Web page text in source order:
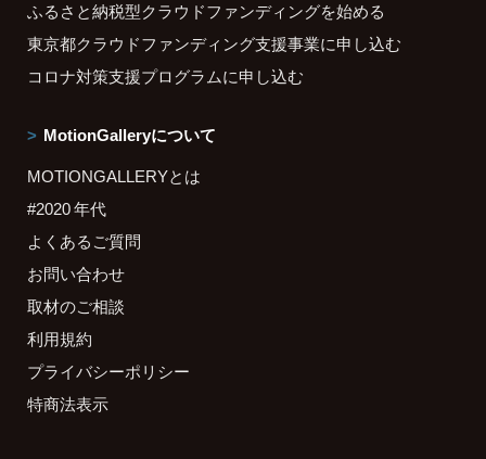
ふるさと納税型クラウドファンディングを始める
東京都クラウドファンディング支援事業に申し込む
コロナ対策支援プログラムに申し込む
MotionGalleryについて
MOTIONGALLERYとは
#2020 年代
よくあるご質問
お問い合わせ
取材のご相談
利用規約
プライバシーポリシー
特商法表示